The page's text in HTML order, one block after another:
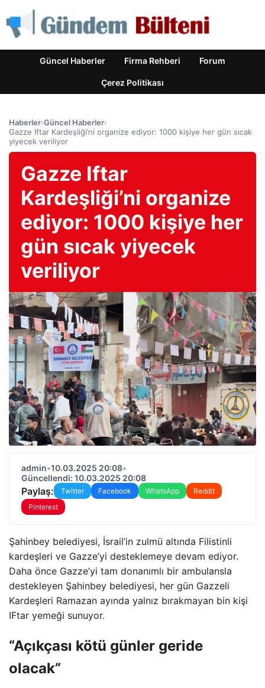
Güncel Haberler Firma Rehberi Forum
Çerez Politikası
Haberler›Güncel Haberler›
Gazze Iftar Kardeşliği’ni organize ediyor: 1000 kişiye her gün sıcak
yiyecek veriliyor
Gazze Iftar
Kardeşliği’ni organize
ediyor: 1000 kişiye her
gün sıcak yiyecek
veriliyor
admin•10.03.2025 20:08•
Güncellendi: 10.03.2025 20:08
Paylaş: Twitter Facebook WhatsApp
Reddit
Pinterest
Şahinbey belediyesi, İsrail’in zulmü altında Filistinli
kardeşleri ve Gazze’yi desteklemeye devam ediyor.
Daha önce Gazze’yi tam donanımlı bir ambulansla
destekleyen Şahinbey belediyesi, her gün Gazzeli
Kardeşleri Ramazan ayında yalnız bırakmayan bin kişi
IFtar yemeği sunuyor.
“Açıkçası kötü günler geride
olacak”